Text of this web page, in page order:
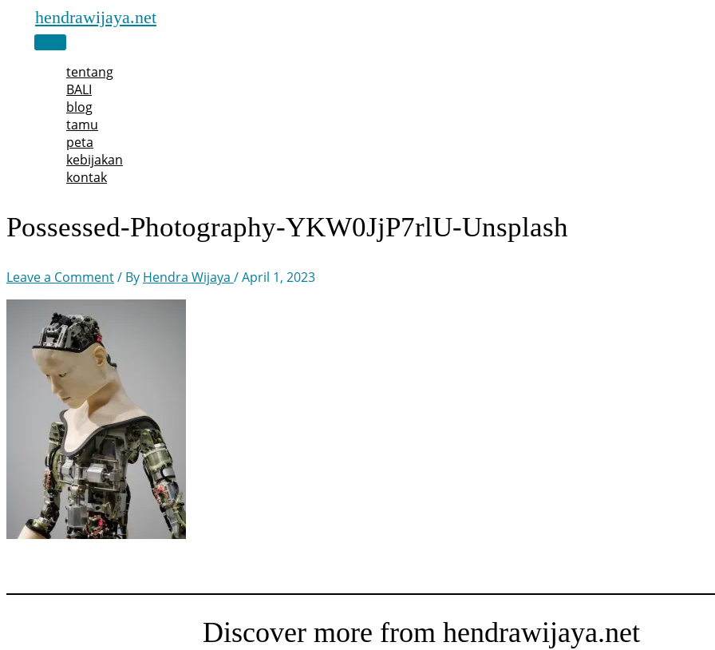
content
hendrawijaya.net
Main
tentang
BALI
blog
tamu
peta
kebijakan
kontak
Possessed-Photography-YKW0JjP7rlU-Unsplash
Leave a Comment/ By Hendra Wijaya /April 1, 2023
Discover more from hendrawijaya.net